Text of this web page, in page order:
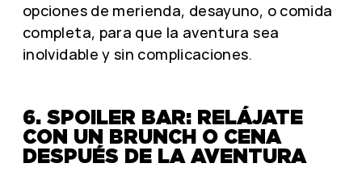
opciones de merienda, desayuno, o comida
completa, para que la aventura sea
inolvidable y sin complicaciones.
6. SPOILER BAR: RELÁJATE
CON UN BRUNCH O CENA
DESPUÉS DE LA AVENTURA